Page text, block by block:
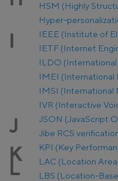
HSM (Highly
Hyper-
I
IEEE (Institute of
IETF (Internet
ILDO
IMEI (International
IMSI (International
IVR (Interactive
J
JSON (JavaScript
Jibe RCS
K KPI (Key
L
LAC (Location
LBS (Location-